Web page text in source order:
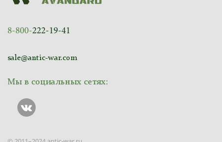
8-800-222-19-41
sale@antic-war.com
Мы в социальных сетях: